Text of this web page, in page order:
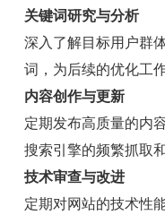
关键词研究与分析
深入了解目标用户群
词，为后续的优化工
内容创作与更新
定期发布高质量的内
搜索引擎的频繁抓取和
技术审查与改进
定期对网站的技术性